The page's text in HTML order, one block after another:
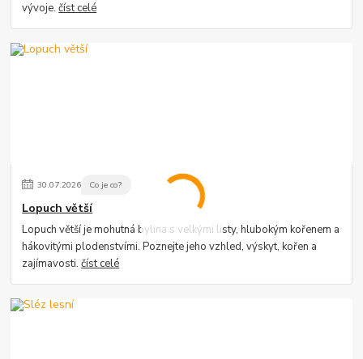
vývoje.číst celé
30.07.2026 Co je co?
Lopuch větší
Lopuch větší je mohutná bylina s velkými listy, hlubokým kořenem a
hákovitými plodenstvími. Poznejte jeho vzhled, výskyt, kořen a
zajímavosti.číst celé